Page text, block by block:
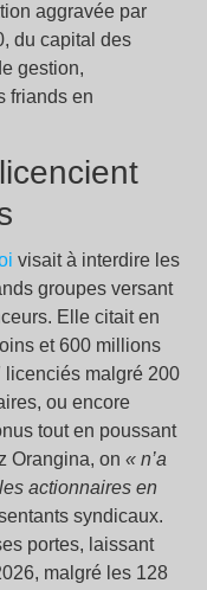
aggravée par
du capital des
gestion,
friands en
visait à interdire les
groupes versant
Elle citait en
et 600 millions
licenciés malgré 200
ou encore
tout en poussant
Orangina, on « n’a
actionnaires en
syndicaux.
portes, laissant
malgré les 128